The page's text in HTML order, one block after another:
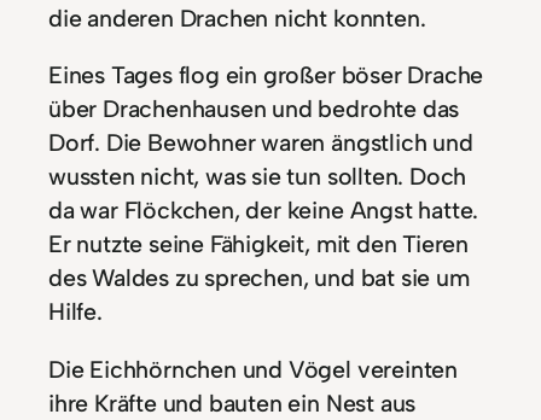
die anderen Drachen nicht konnten.
Eines Tages flog ein großer böser Drache
über Drachenhausen und bedrohte das
Dorf. Die Bewohner waren ängstlich und
wussten nicht, was sie tun sollten. Doch
da war Flöckchen, der keine Angst hatte.
Er nutzte seine Fähigkeit, mit den Tieren
des Waldes zu sprechen, und bat sie um
Hilfe.
Die Eichhörnchen und Vögel vereinten
ihre Kräfte und bauten ein Nest aus